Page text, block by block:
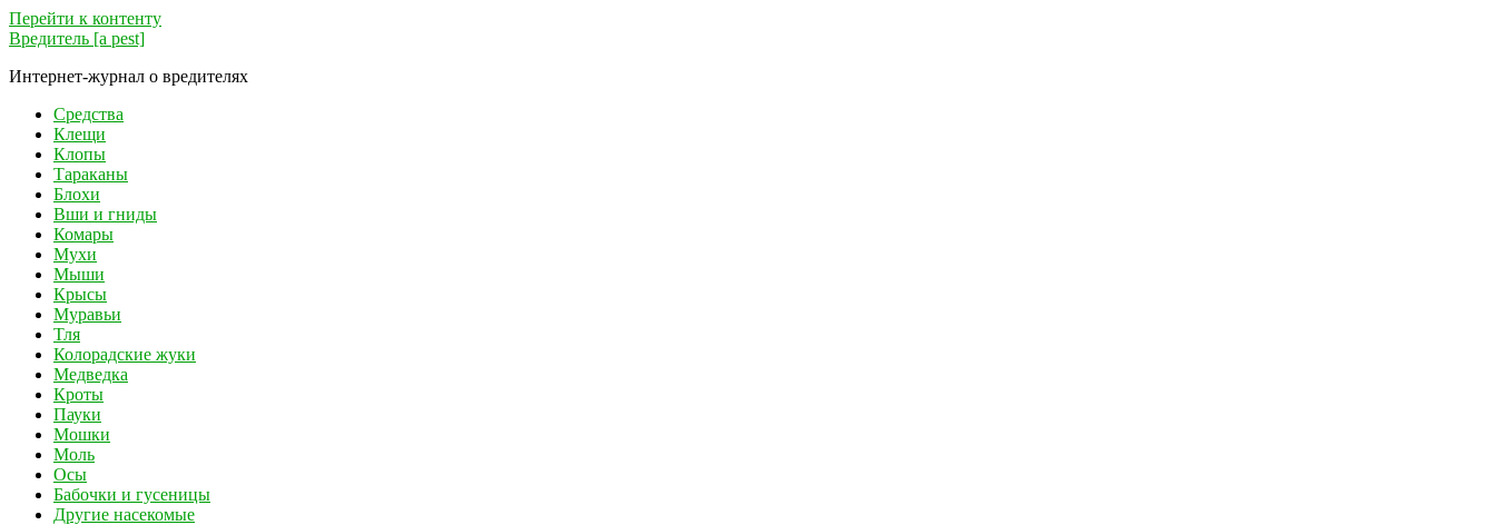
Перейти к контенту
Вредитель [a pest]
Интернет-журнал о вредителях
Средства
Клещи
Клопы
Тараканы
Блохи
Вши и гниды
Комары
Мухи
Мыши
Крысы
Муравьи
Тля
Колорадские жуки
Медведка
Кроты
Пауки
Мошки
Моль
Осы
Бабочки и гусеницы
Другие насекомые